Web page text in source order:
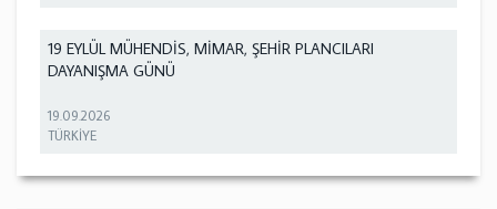
19 EYLÜL MÜHENDİS, MİMAR, ŞEHİR PLANCILARI
DAYANIŞMA GÜNÜ
19.09.2026
TÜRKİYE